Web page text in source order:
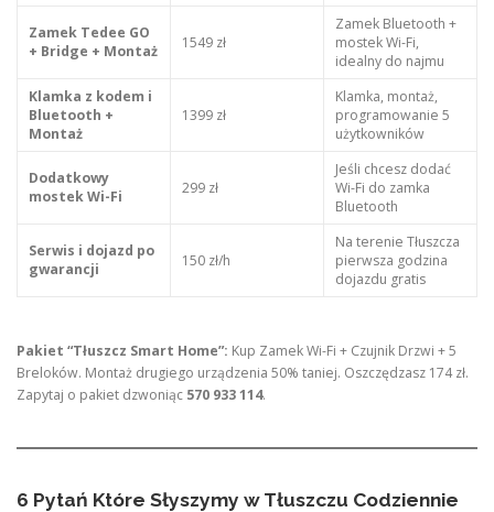
Zamek Tedee GO
+ Bridge + Montaż
1549 zł
Zamek Bluetooth +
mostek Wi-Fi,
idealny do najmu
Klamka z kodem i
Bluetooth +
Montaż
1399 zł
Klamka, montaż,
programowanie 5
użytkowników
Dodatkowy
mostek Wi-Fi
299 zł
Jeśli chcesz dodać
Wi-Fi do zamka
Bluetooth
Serwis i dojazd po
gwarancji
150 zł/h
Na terenie Tłuszcza
pierwsza godzina
dojazdu gratis
Pakiet “Tłuszcz Smart Home”: Kup Zamek Wi-Fi + Czujnik Drzwi + 5
Breloków. Montaż drugiego urządzenia 50% taniej. Oszczędzasz 174 zł.
Zapytaj o pakiet dzwoniąc 570 933 114.
6 Pytań Które Słyszymy w Tłuszczu Codziennie